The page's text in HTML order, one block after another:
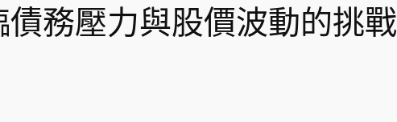
債務壓力與股價波動的挑戰